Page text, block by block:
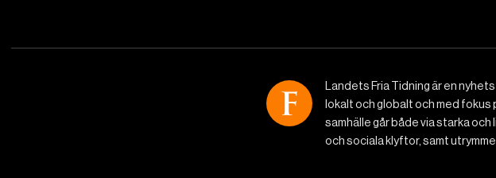
Landets Fria Tidning är en
lokalt och globalt och med
samhälle går både via starka
och sociala klyftor, samt